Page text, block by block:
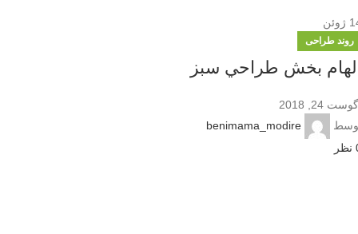
ژوئن
روند طراحی
بخش طراحي سبز
24, 2018
benimama_modire
نظر